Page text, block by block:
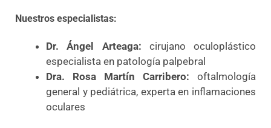
Nuestros especialistas:
Dr. Ángel Arteaga: cirujano oculoplástico
especialista en patología palpebral
Dra. Rosa Martín Carribero: oftalmología
general y pediátrica, experta en inflamaciones
oculares